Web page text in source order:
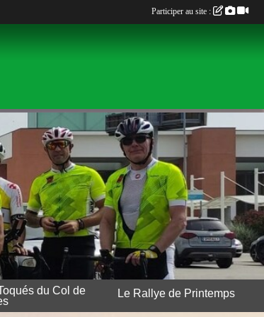
du Col de
Le Rallye de Printemps
Participer au site :